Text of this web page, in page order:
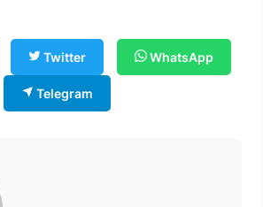
Twitter WhatsApp
Telegram